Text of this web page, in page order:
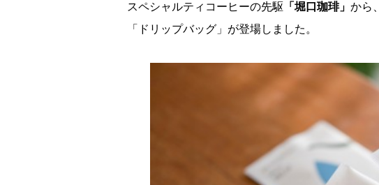
スペシャルティコーヒーの先駆 「堀口珈琲」 から、
「ドリップバッグ」が登場しました。